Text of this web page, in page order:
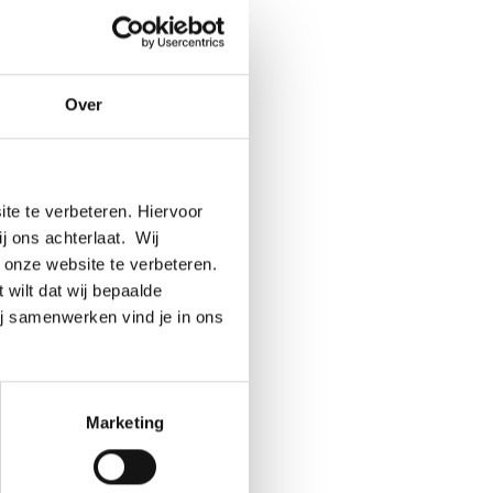
Over
te verbeteren. Hiervoor
ons achterlaat. Wij
website te verbeteren.
dat wij bepaalde
samenwerken vind je in ons
Marketing
is
helft
420